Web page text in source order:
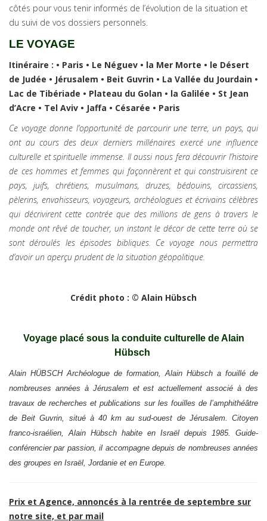
côtés pour vous tenir informés de l’évolution de la situation et
du suivi de vos dossiers personnels.
LE VOYAGE
Itinéraire : • Paris • Le Néguev • la Mer Morte • le Désert
de Judée • Jérusalem • Beit Guvrin • La Vallée du Jourdain •
Lac de Tibériade • Plateau du Golan • la Galilée • St Jean
d’Acre • Tel Aviv • Jaffa • Césarée • Paris
Ce voyage donne l’opportunité de parcourir une terre, un pays, qui
ont au cours des deux derniers millénaires exercé une influence
culturelle et spirituelle immense. Il aussi nous fera découvrir l’histoire
de ces hommes et femmes qui façonnèrent et qui construisirent ce
pays, juifs, chrétiens, musulmans, druzes, bédouins, circassiens,
pèlerins, envahisseurs, voyageurs, archéologues et écrivains célèbres
qui décrivirent cette contrée que des millions de gens à travers le
monde ont rêvé de toucher, un instant le décor de cette terre où se
sont déroulés les épisodes bibliques. Ce voyage nous permettra
d’avoir un aperçu prudent de la situation géopolitique.
Crédit photo : © Alain Hübsch
Voyage placé sous la conduite culturelle de Alain
Hübsch
Alain HÜBSCH Archéologue de formation, Alain Hübsch a fouillé de
nombreuses années à Jérusalem et est actuellement associé à des
travaux de recherches et publications sur les fouilles de l’amphithéâtre
de Beit Guvrin, situé à 40 km au sud-ouest de Jérusalem. Citoyen
franco-israélien, Alain Hübsch habite en Israël depuis 1985. Guide-
conférencier par passion, il accompagne depuis de nombreuses années
des groupes en Israël, Jordanie et en Europe.
Prix et Agence, annoncés à la rentrée de septembre sur
notre site, et par mail